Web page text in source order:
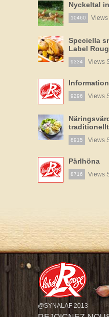
Nyckeltal
10460 Views
Speciella
Label
9334 Views
9296 Views
8915 Views
Pärlhöna
8716 Views
@SYNALAF 2013